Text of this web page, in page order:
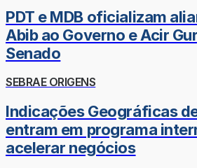
PDT e MDB oficializam
Abib ao Governo e Acir
Senado
SEBRAE ORIGENS
Indicações Geográficas
entram em programa
acelerar negócios